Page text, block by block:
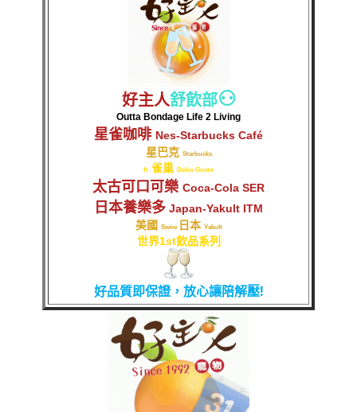
好主人舒飲部⚇
Outta Bondage Life 2 Living
星雀咖啡 Nes-Starbucks Café
星巴克 Starbucks
ft. 雀巢 Dolce Gusto
太古可口可樂 Coca-Cola SER
日本養樂多 Japan-Yakult ITM
美國
Swire 日本 Yakult
世界1st飲品系列
好品質即保證，放心讓陪解壓!